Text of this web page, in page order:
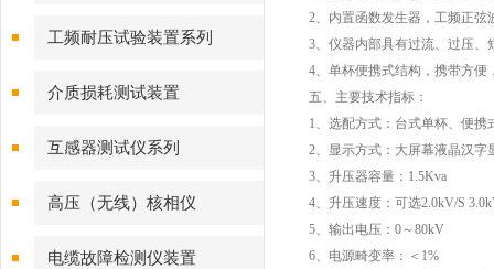
工频耐压试验装置系列
介质损耗测试装置
互感器测试仪系列
高压（无线）核相仪
电缆故障检测仪装置
2、内置函数发生器，工频正
3、仪器内部具有过流、过压
4、单杯便携式结构，携带方便
五、主要技术指标：
1、选配方式：台式单杯、便携
2、显示方式：大屏幕液晶汉字
3、升压器容量：1.5Kva
4、升压速度：可选2.0kV/S
5、输出电压：0～80kV
6、电源畸变率：＜1%